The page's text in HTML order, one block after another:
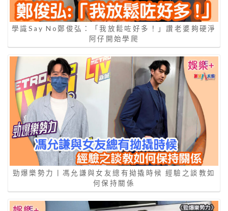
學識Say No鄭俊弘：「我放鬆咗好多！」讚老婆夠硬淨
阿仔開始學爬
勁爆樂勢力丨馮允謙與女友總有拗撬時候 經驗之談教如
何保持關係